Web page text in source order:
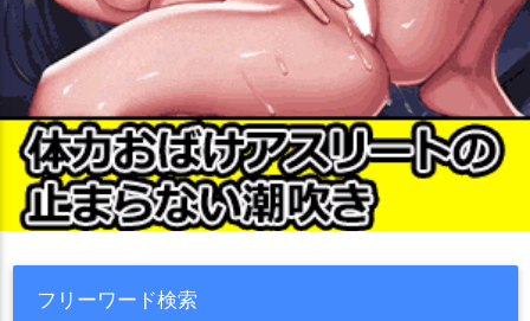
フリーワード検索